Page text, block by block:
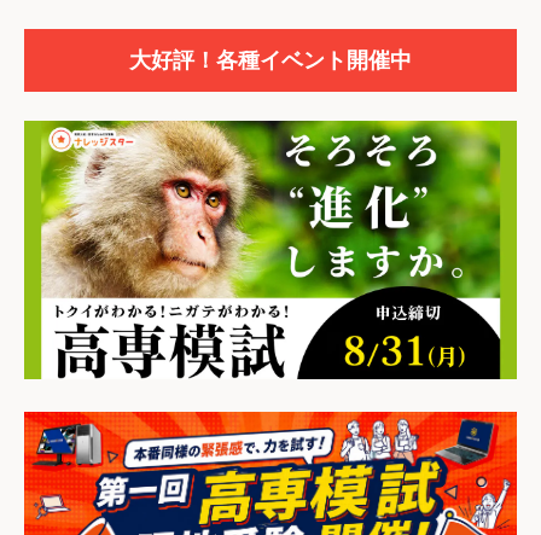
大好評！各種イベント開催中